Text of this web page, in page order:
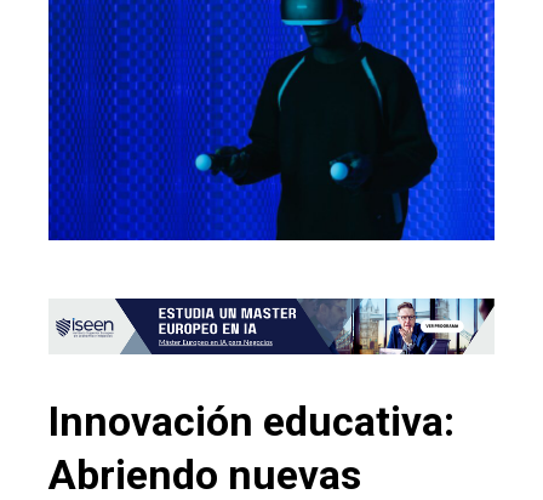
Innovación educativa:
Abriendo nuevas